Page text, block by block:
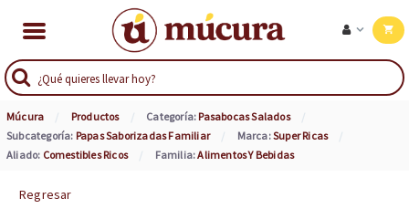
Múcura Productos Categoría: Pasabocas Salados
Subcategoría: Papas Saborizadas Familiar Marca:Super Ricas
Aliado: Comestibles Ricos Familia:Alimentos Y Bebidas
Regresar